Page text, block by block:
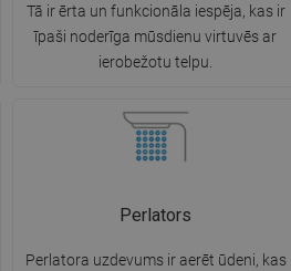
Tā ir ērta un funkcionāla iespēja, kas ir
īpaši noderīga mūsdienu virtuvēs ar
ierobežotu telpu.
Perlators
Perlatora uzdevums ir aerēt ūdeni, kas
SWEDISH
FINNISH